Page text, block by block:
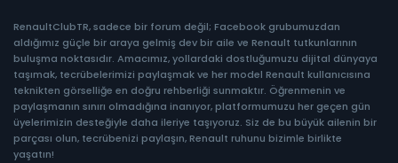
RenaultClubTR, sadece bir forum değil; Facebook grubumuzdan
aldığımız güçle bir araya gelmiş dev bir aile ve Renault tutkunlarının
buluşma noktasıdır. Amacımız, yollardaki dostluğumuzu dijital dünyaya
taşımak, tecrübelerimizi paylaşmak ve her model Renault kullanıcısına
teknikten görselliğe en doğru rehberliği sunmaktır. Öğrenmenin ve
paylaşmanın sınırı olmadığına inanıyor, platformumuzu her geçen gün
üyelerimizin desteğiyle daha ileriye taşıyoruz. Siz de bu büyük ailenin bir
parçası olun, tecrübenizi paylaşın, Renault ruhunu bizimle birlikte
yaşatın!